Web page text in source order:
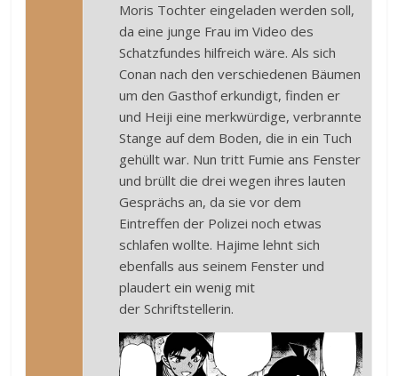
Moris Tochter eingeladen werden soll,
da eine junge Frau im Video des
Schatzfundes hilfreich wäre. Als sich
Conan nach den verschiedenen Bäumen
um den Gasthof erkundigt, finden er
und Heiji eine merkwürdige, verbrannte
Stange auf dem Boden, die in ein Tuch
gehüllt war. Nun tritt Fumie ans Fenster
und brüllt die drei wegen ihres lauten
Gesprächs an, da sie vor dem
Eintreffen der Polizei noch etwas
schlafen wollte. Hajime lehnt sich
ebenfalls aus seinem Fenster und
plaudert ein wenig mit
der Schriftstellerin.